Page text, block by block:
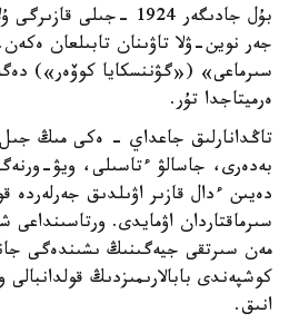
بۇل جادىگەر 1924 -جىلى
جەر نوين-ۋلا تاۋىنان تابىلعان
سىرماعى» («گۋننسكايا كوۆەر»)
ەرميتاجدا تۇر.
تاڭدانارلىق جاعداي - ەكى مىڭ جىل
بەدەرى، جاسالۋ ءتاسىلى، ويۋ-
دەيىن ءدال قازىر اۋىلدىق جەرلەردە
سىرماقتاردان اۋمايدى. ورتاسىنداعى
مەن سىرتقى جيەگىنىڭ ىشىندەگى
كوشپەندى بابالارىمىزدىڭ
انىق.